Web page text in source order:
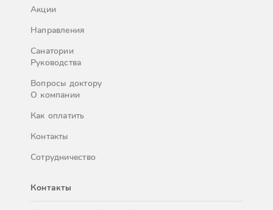
Акции
Направления
Санатории
Руководства
Вопросы доктору
О компании
Как оплатить
Контакты
Сотрудничество
Контакты